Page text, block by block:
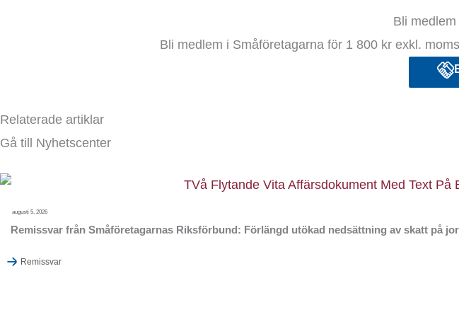
Bli
Bli medlem i Småföretagarna för 1 800 kr exkl.
Relaterade artiklar
Gå till Nyhetscenter
augusti 5, 2026
Remissvar från Småföretagarnas Riksförbund: Förlängd utökad nedsättning av skatt på
Remissvar